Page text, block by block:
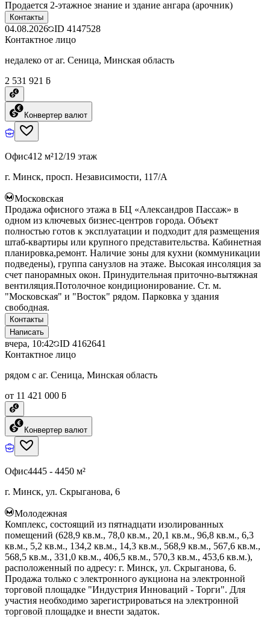
Продается 2-этажное знание и здание ангара (арочник)
Контакты
04.08.2026 ID 4147528
Контактное лицо
недалеко от аг. Сеница, Минская область
2 531 921 ƃ
Конвертер валют
Офис412 м²12/19 этаж
г. Минск, просп. Независимости, 117/А
Московская
Продажа офисного этажа в БЦ «Александров Пассаж» в
одном из ключевых бизнес-центров города. Объект
полностью готов к эксплуатации и подходит для размещения
штаб-квартиры или крупного представительства. Кабинетная
планировка,ремонт. Наличие зоны для кухни (коммуникации
подведены), группа санузлов на этаже. Высокая инсоляция за
счет панорамных окон. Принудительная приточно-вытяжная
вентиляция.Потолочное кондиционирование. Ст. м.
"Московская" и "Восток" рядом. Парковка у здания
свободная.
Контакты
Написать
вчера, 10:42 ID 4162641
Контактное лицо
рядом с аг. Сеница, Минская область
от 11 421 000 ƃ
Конвертер валют
Офис4445 - 4450 м²
г. Минск, ул. Скрыганова, 6
Молодежная
Комплекс, состоящий из пятнадцати изолированных
помещений (628,9 кв.м., 78,0 кв.м., 20,1 кв.м., 96,8 кв.м., 6,3
кв.м., 5,2 кв.м., 134,2 кв.м., 14,3 кв.м., 568,9 кв.м., 567,6 кв.м.,
568,5 кв.м., 331,0 кв.м., 406,5 кв.м., 570,3 кв.м., 453,6 кв.м.),
расположенный по адресу: г. Минск, ул. Скрыганова, 6.
Продажа только с электронного аукциона на электронной
торговой площадке "Индустрия Инноваций - Торги". Для
участия необходимо зарегистрироваться на электронной
торговой площадке и внести задаток.